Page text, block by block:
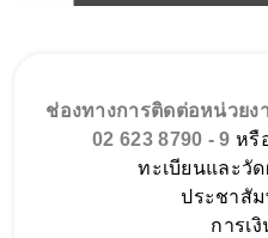
ช่องทางการติดต่อหน่วยง
02 623 8790 - 9 หรื
ทะเบียนและวั
ประชาสั
การเ